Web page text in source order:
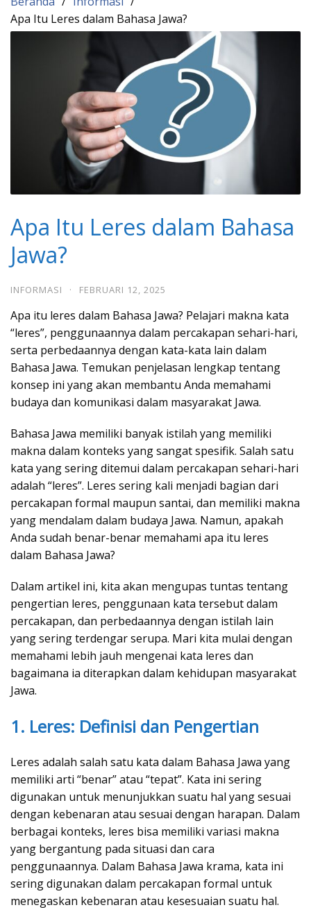
Apa Itu Leres dalam Bahasa Jawa?
Apa Itu Leres dalam Bahasa
Jawa?
INFORMASI · FEBRUARI 12, 2025
Apa itu leres dalam Bahasa Jawa? Pelajari makna kata
“leres”, penggunaannya dalam percakapan sehari-hari,
serta perbedaannya dengan kata-kata lain dalam
Bahasa Jawa. Temukan penjelasan lengkap tentang
konsep ini yang akan membantu Anda memahami
budaya dan komunikasi dalam masyarakat Jawa.
Bahasa Jawa memiliki banyak istilah yang memiliki
makna dalam konteks yang sangat spesifik. Salah satu
kata yang sering ditemui dalam percakapan sehari-hari
adalah “leres”. Leres sering kali menjadi bagian dari
percakapan formal maupun santai, dan memiliki makna
yang mendalam dalam budaya Jawa. Namun, apakah
Anda sudah benar-benar memahami apa itu leres
dalam Bahasa Jawa?
Dalam artikel ini, kita akan mengupas tuntas tentang
pengertian leres, penggunaan kata tersebut dalam
percakapan, dan perbedaannya dengan istilah lain
yang sering terdengar serupa. Mari kita mulai dengan
memahami lebih jauh mengenai kata leres dan
bagaimana ia diterapkan dalam kehidupan masyarakat
Jawa.
1. Leres: Definisi dan Pengertian
Leres adalah salah satu kata dalam Bahasa Jawa yang
memiliki arti “benar” atau “tepat”. Kata ini sering
digunakan untuk menunjukkan suatu hal yang sesuai
dengan kebenaran atau sesuai dengan harapan. Dalam
berbagai konteks, leres bisa memiliki variasi makna
yang bergantung pada situasi dan cara
penggunaannya. Dalam Bahasa Jawa krama, kata ini
sering digunakan dalam percakapan formal untuk
menegaskan kebenaran atau kesesuaian suatu hal.